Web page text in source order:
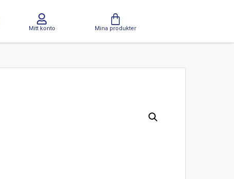
Mitt konto Mina produkter